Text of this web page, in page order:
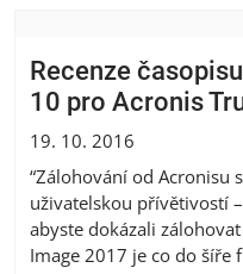
Recenze
10 pro Acronis
19. 10. 2016
“Zálohování od Acronisu
uživatelskou přívětivostí
abyste dokázali
Image 2017 je co do šíře